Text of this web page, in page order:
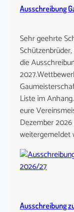
Ausschreibung
Sehr geehrte
die
Liste im
eure
Dezember
weitergemeldet
Ausschreibung